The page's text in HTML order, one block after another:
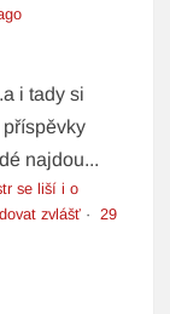
i tady si
najdou...
se liší i o
zvlášť ·29